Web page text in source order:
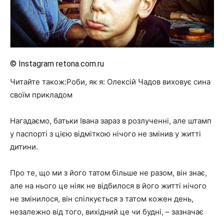
© Instagram retona.com.ru
Читайте також:Роби, як я: Олексій Чадов виховує сина
своїм прикладом
Нагадаємо, батьки Івана зараз в розлученні, але штамп
у паспорті з цією відміткою нічого не змінив у житті
дитини.
Про те, що ми з його татом більше не разом, він знає,
але на нього це ніяк не відбилося в його житті нічого
не змінилося, він спілкується з татом кожен день,
незалежно від того, вихідний це чи будні, – зазначає